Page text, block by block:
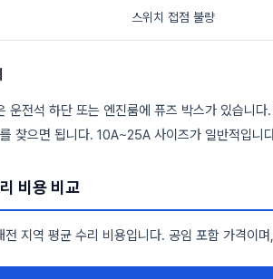
스위치 접점 불량
운전석 하단 또는 엔진룸에 퓨즈 박스가 있습니
찾으면 됩니다. 10A~25A 사이즈가 일반적입니
비용 비교
지역 평균 수리 비용입니다. 공임 포함 가격이